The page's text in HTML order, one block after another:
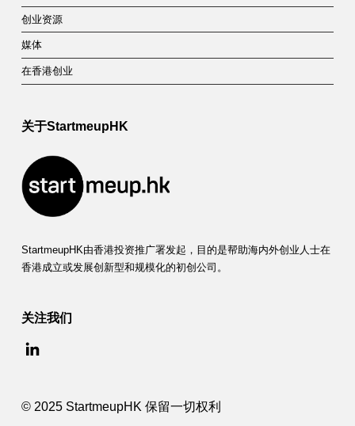
创业资源
媒体
在香港创业
关于StartmeupHK
StartmeupHK由香港投资推广署发起，目的是帮助海内外创业人士在
香港成立或发展创新型和规模化的初创公司。
关注我们
© 2025 StartmeupHK 保留一切权利